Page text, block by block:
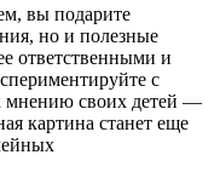
вы подарите
но и полезные
ответственными и
с
мнению своих детей —
картина станет еще